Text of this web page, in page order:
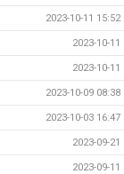
2023-10-11 15:52
2023-10-11
2023-10-11
2023-10-09 08:38
2023-10-03 16:47
2023-09-21
2023-09-11